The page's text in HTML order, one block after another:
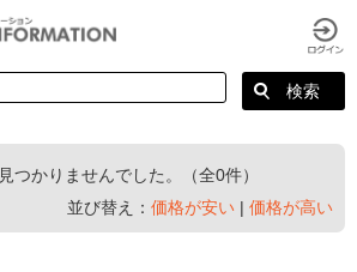
見つかりませんでした。（全0件）
並び替え： 価格が安い | 価格が高い